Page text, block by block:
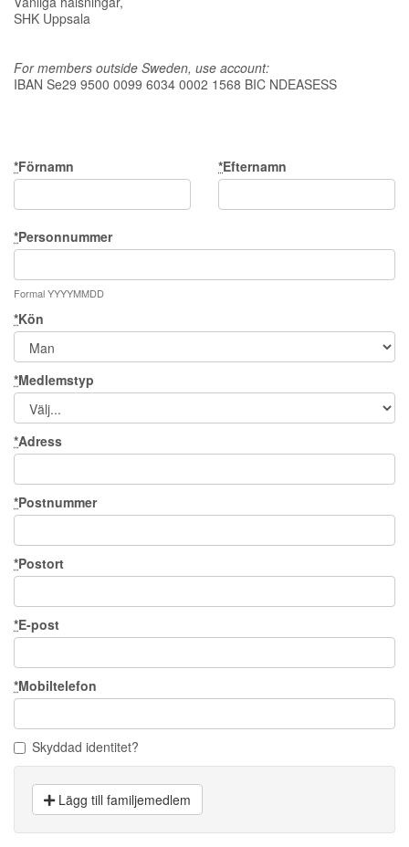
SHK Uppsala
For members outside Sweden, use account:
IBAN Se29 9500 0099 6034 0002 1568 BIC NDEASESS
*Förnamn *Efternamn
*Personnummer
Formal YYYYMMDD
*Kön
*Medlemstyp
*Adress
*Postnummer
*Postort
*E-post
*Mobiltelefon
Skyddad identitet?
Lägg till familjemedlem